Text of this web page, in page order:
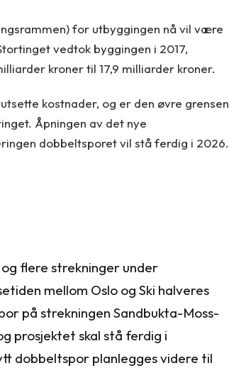
for utbyggingen nå vil være
vedtok byggingen i 2017,
kroner til 17,9 milliarder kroner.
kostnader, og er den øvre grensen
Åpningen av det nye
dobbeltsporet vil stå ferdig i 2026.
flere strekninger under
mellom Oslo og Ski halveres
på strekningen Sandbukta-Moss-
prosjektet skal stå ferdig i
dobbeltspor planlegges videre til